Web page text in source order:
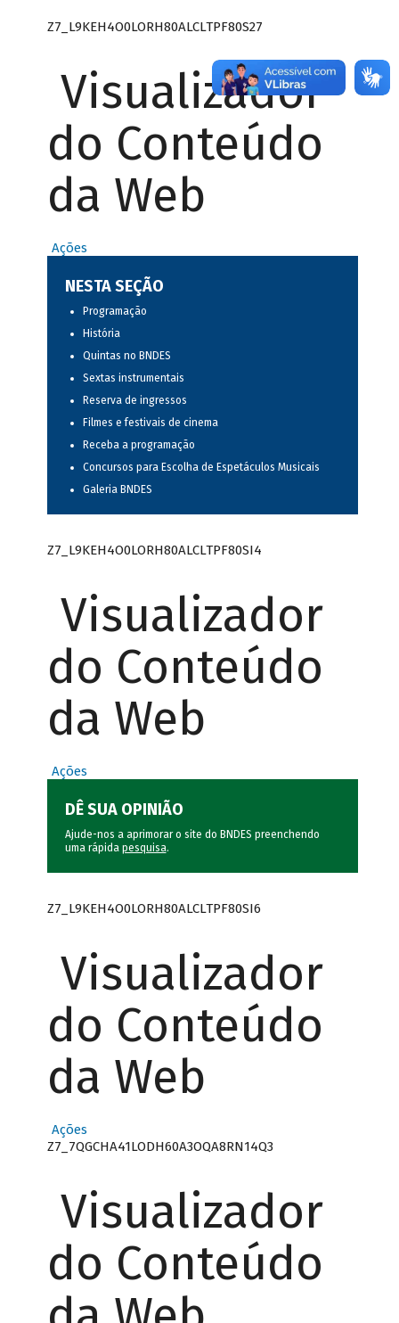
Z7_L9KEH4O0LORH80ALCLTPF80S27
Visualizador
do Conteúdo
da Web
Ações
NESTA SEÇÃO
Programação
História
Quintas no BNDES
Sextas instrumentais
Reserva de ingressos
Filmes e festivais de cinema
Receba a programação
Concursos para Escolha de Espetáculos Musicais
Galeria BNDES
Z7_L9KEH4O0LORH80ALCLTPF80SI4
Visualizador
do Conteúdo
da Web
Ações
DÊ SUA OPINIÃO
Ajude-nos a aprimorar o site do BNDES preenchendo
uma rápida pesquisa.
Z7_L9KEH4O0LORH80ALCLTPF80SI6
Visualizador
do Conteúdo
da Web
Ações
Z7_7QGCHA41LODH60A3OQA8RN14Q3
Visualizador
do Conteúdo